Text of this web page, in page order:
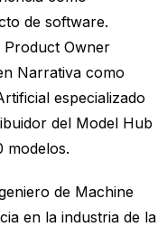
de software.
Product Owner
Narrativa como
especializado
del Model Hub
modelos.
de Machine
en la industria de la